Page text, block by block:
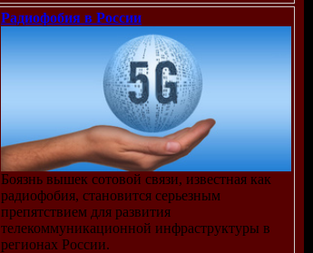
Радиофобия в России
Боязнь вышек сотовой связи, известная как
радиофобия, становится серьезным
препятствием для развития
телекоммуникационной инфраструктуры в
регионах России.